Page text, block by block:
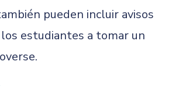
pueden incluir avisos
estudiantes a tomar un